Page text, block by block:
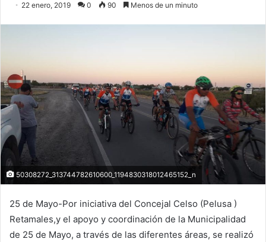
22 enero, 2019 0 90 Menos de un minuto
50308272_313744782610600_1194830318012465152_n
25 de Mayo-Por iniciativa del Concejal Celso (Pelusa )
Retamales,y el apoyo y coordinación de la Municipalidad
de 25 de Mayo, a través de las diferentes áreas, se realizó